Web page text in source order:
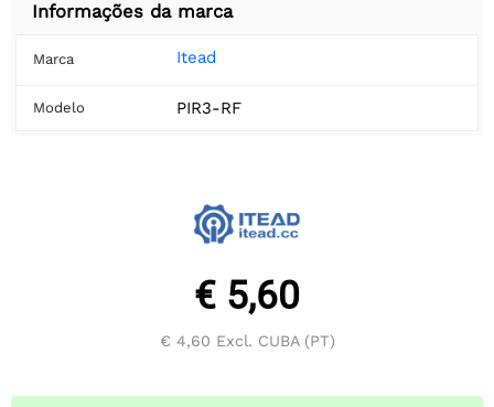
Informações da marca
Marca Itead
Modelo PIR3-RF
€ 5,60
€ 4,60 Excl. CUBA (PT)